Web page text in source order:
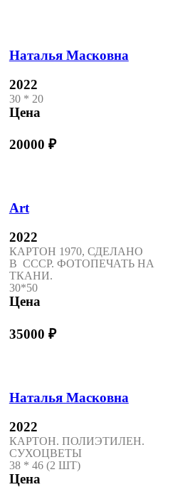
Наталья Масковна
2022
30 * 20
Цена
20000 ₽
Art
2022
КАРТОН 1970, СДЕЛАНО
В СССР. ФОТОПЕЧАТЬ НА
ТКАНИ.
30*50
Цена
35000 ₽
Наталья Масковна
2022
КАРТОН. ПОЛИЭТИЛЕН.
СУХОЦВЕТЫ
38 * 46 (2 ШТ)
Цена